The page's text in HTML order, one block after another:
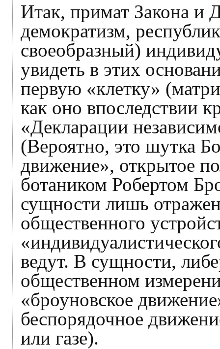
Итак, примат Закона и
демократизм,
своеобразный)
увидеть в этих
первую «клетку»
как оно впоследствии
«Декларации
(Вероятно, это шутка
движение», открытое
ботаником Робертом
сущности лишь
общественного
ведут. В сущности,
общественном
«броуновское
беспорядочное
или газе).